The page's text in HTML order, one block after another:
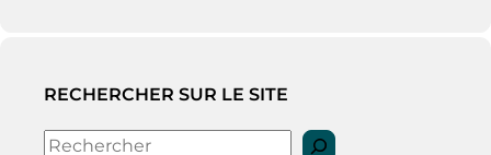
RECHERCHER SUR LE SITE
Rechercher